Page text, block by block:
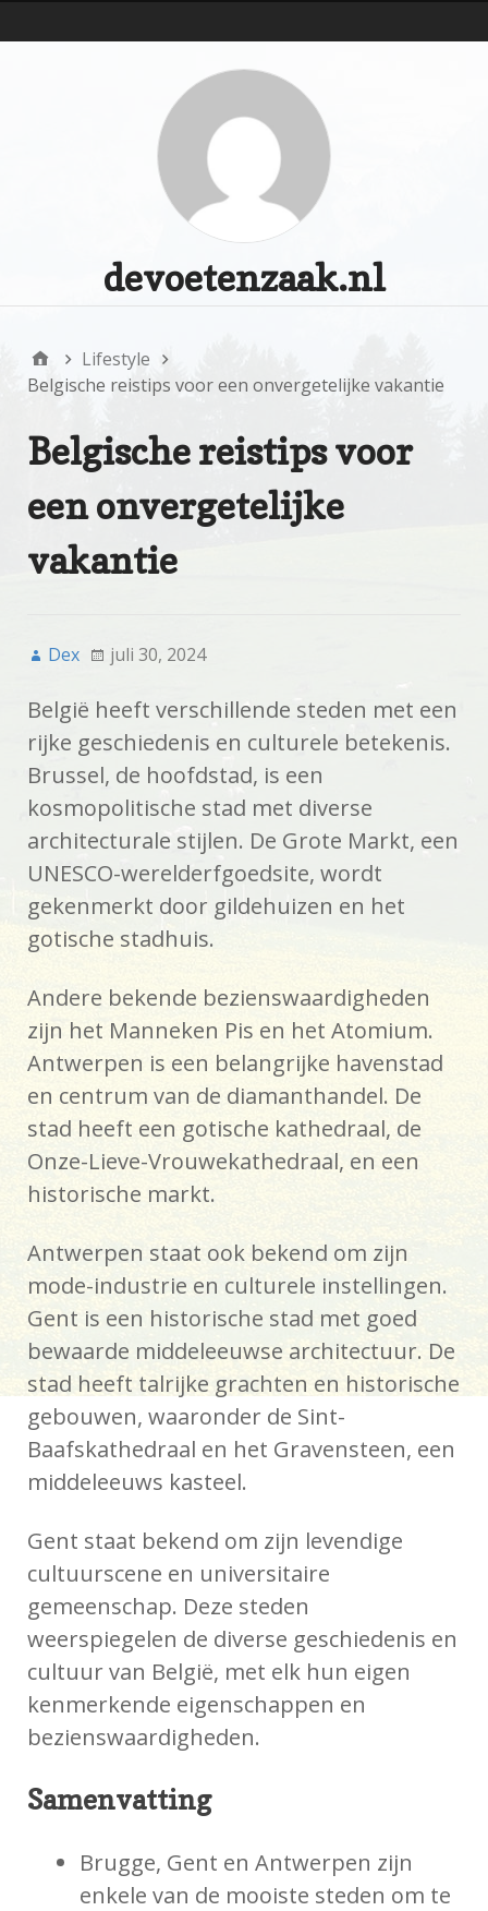
devoetenzaak.nl
Lifestyle
Belgische reistips voor een onvergetelijke vakantie
Belgische reistips voor
een onvergetelijke
vakantie
Dex juli 30, 2024
België heeft verschillende steden met een
rijke geschiedenis en culturele betekenis.
Brussel, de hoofdstad, is een
kosmopolitische stad met diverse
architecturale stijlen. De Grote Markt, een
UNESCO-werelderfgoedsite, wordt
gekenmerkt door gildehuizen en het
gotische stadhuis.
Andere bekende bezienswaardigheden
zijn het Manneken Pis en het Atomium.
Antwerpen is een belangrijke havenstad
en centrum van de diamanthandel. De
stad heeft een gotische kathedraal, de
Onze-Lieve-Vrouwekathedraal, en een
historische markt.
Antwerpen staat ook bekend om zijn
mode-industrie en culturele instellingen.
Gent is een historische stad met goed
bewaarde middeleeuwse architectuur. De
stad heeft talrijke grachten en historische
gebouwen, waaronder de Sint-
Baafskathedraal en het Gravensteen, een
middeleeuws kasteel.
Gent staat bekend om zijn levendige
cultuurscene en universitaire
gemeenschap. Deze steden
weerspiegelen de diverse geschiedenis en
cultuur van België, met elk hun eigen
kenmerkende eigenschappen en
bezienswaardigheden.
Samenvatting
Brugge, Gent en Antwerpen zijn
enkele van de mooiste steden om te